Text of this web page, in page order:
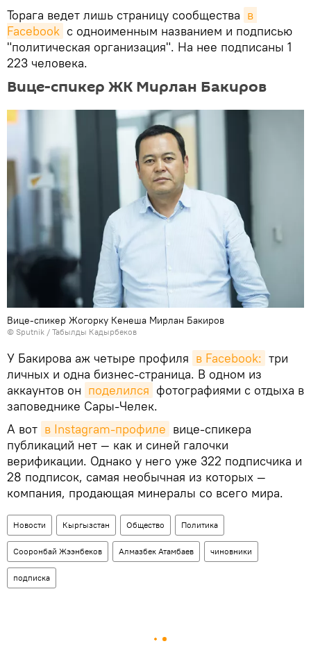
Торага ведет лишь страницу сообщества в
Facebook с одноименным названием и подписью
"политическая организация". На нее подписаны 1
223 человека.
Вице-спикер ЖК Мирлан Бакиров
Вице-спикер Жогорку Кенеша Мирлан Бакиров
© Sputnik / Табылды Кадырбеков
У Бакирова аж четыре профиля в Facebook: три
личных и одна бизнес-страница. В одном из
аккаунтов он поделился фотографиями с отдыха в
заповеднике Сары-Челек.
А вот в Instagram-профиле вице-спикера
публикаций нет — как и синей галочки
верификации. Однако у него уже 322 подписчика и
28 подписок, самая необычная из которых —
компания, продающая минералы со всего мира.
Новости Кыргызстан Общество Политика
Сооронбай Жээнбеков Алмазбек Атамбаев чиновники
подписка